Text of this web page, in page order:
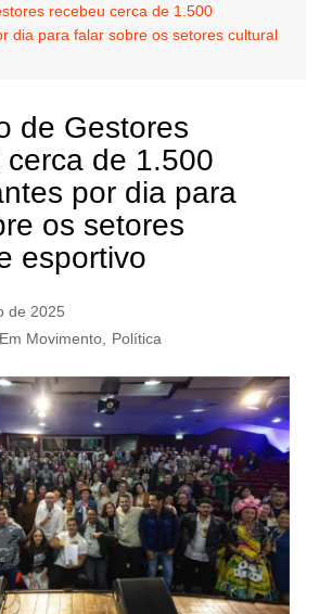
recebeu cerca de 1.500
dia para falar sobre os setores cultural
de Gestores
cerca de 1.500
por dia para
os setores
esportivo
de 2025
Em Movimento, Política